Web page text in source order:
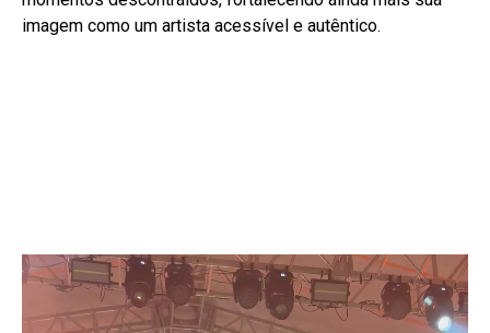
imagem como um artista acessível e autêntico.